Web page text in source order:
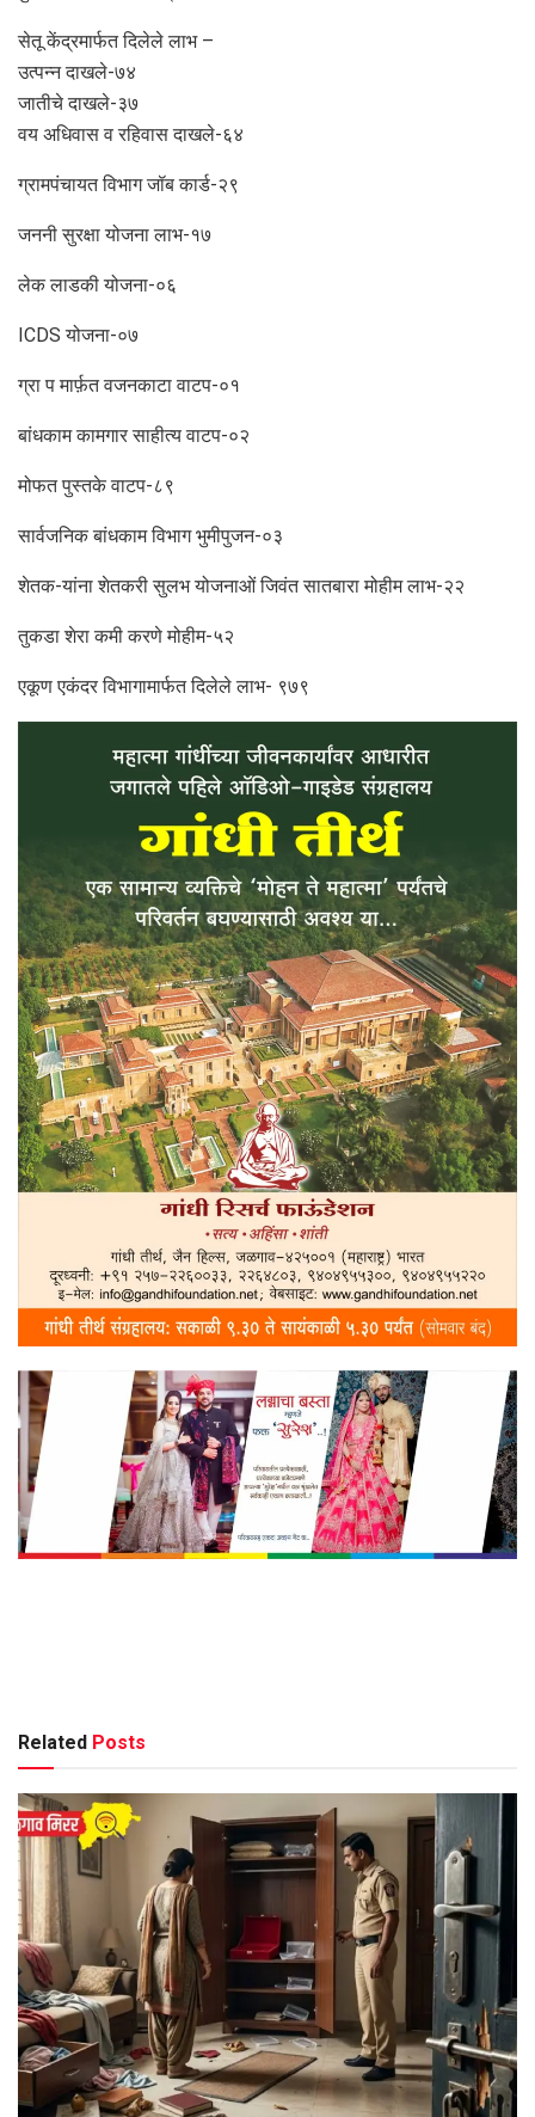
सेतू केंद्रमार्फत दिलेले लाभ –
उत्पन्न दाखले-७४
जातीचे दाखले-३७
वय अधिवास व रहिवास दाखले-६४
ग्रामपंचायत विभाग जॉब कार्ड-२९
जननी सुरक्षा योजना लाभ-१७
लेक लाडकी योजना-०६
ICDS योजना-०७
ग्रा प मार्फ़त वजनकाटा वाटप-०१
बांधकाम कामगार साहीत्य वाटप-०२
मोफत पुस्तके वाटप-८९
सार्वजनिक बांधकाम विभाग भुमीपुजन-०३
शेतक-यांना शेतकरी सुलभ योजनाओं जिवंत सातबारा मोहीम लाभ-२२
तुकडा शेरा कमी करणे मोहीम-५२
एकूण एकंदर विभागामार्फत दिलेले लाभ- ९७९
Related Posts